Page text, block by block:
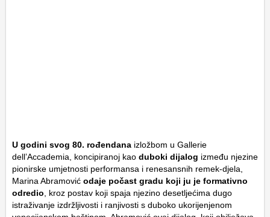
U godini svog 80. rođendana izložbom u Gallerie
dell’Accademia, koncipiranoj kao duboki dijalog između njezine
pionirske umjetnosti performansa i renesansnih remek-djela,
Marina Abramović odaje počast gradu koji ju je formativno
odredio, kroz postav koji spaja njezino desetljećima dugo
istraživanje izdržljivosti i ranjivosti s duboko ukorijenjenom